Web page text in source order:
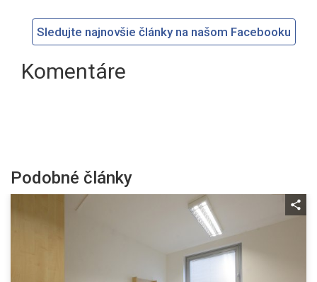
Sledujte najnovšie články na našom Facebooku
Komentáre
Podobné články